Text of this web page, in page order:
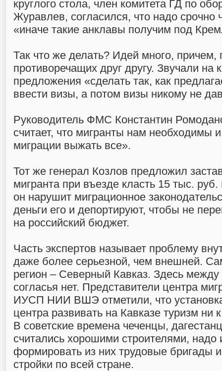
круглого стола, член комитета ГД по
Журавлев, согласился, что надо срочно
«иначе такие анклавы получим под
Так что же делать? Идей много, причем,
противоречащих друг другу. Звучали на
предложения «сделать так, как
ввести визы, а потом визы никому не
Руководитель ФМС Константин
считает, что мигранты нам необходимы
миграции выжать все».
Тот же генерал Козлов предложил
мигранта при въезде класть 15 тыс.
он нарушит миграционное
деньги его и депортируют, чтобы не
на российский бюджет.
Часть экспертов называет проблему
даже более серьезной, чем внешней.
регион – Северный Кавказ. Здесь между
согласья нет. Представители центра
ИУСП НИИ ВШЭ отметили, что
центра развивать на Кавказе туризм ни
В советские времена чеченцы,
считались хорошими строителями, надо
формировать из них трудовые бригады
стройки по всей стране.